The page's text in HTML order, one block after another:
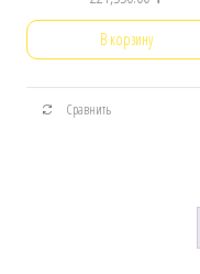
В корзину
Сравнить